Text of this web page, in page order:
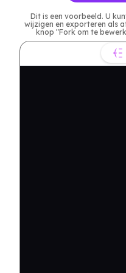
Dit is een voorbeeld. U
wijzigen en exporteren als
knop "Fork om te